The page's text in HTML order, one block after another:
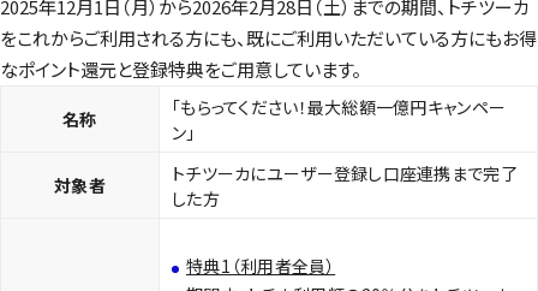
2025年12月1日（月）から2026年2月28日（土）までの期間、トチツーカ
をこれからご利用される方にも、既にご利用いただいている方にもお得
なポイント還元と登録特典をご用意しています。
名称
「もらってください！最大総額一億円キャンペー
ン」
対象者
トチツーカにユーザー登録し口座連携まで完了
した方
特典1（利用者全員）